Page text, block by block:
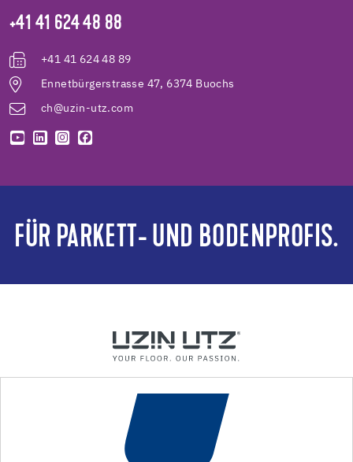
+41 41 624 48 88
+41 41 624 48 89
Ennetbürgerstrasse 47, 6374 Buochs
ch@uzin-utz.com
FÜR PARKETT- UND BODENPROFIS.